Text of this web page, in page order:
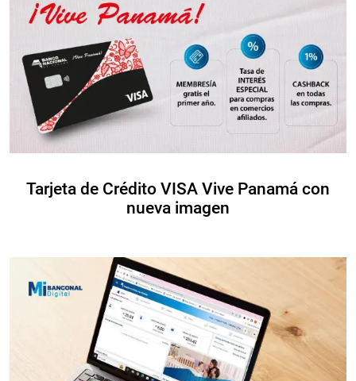
Tarjeta de Crédito VISA Vive Panamá con
nueva imagen